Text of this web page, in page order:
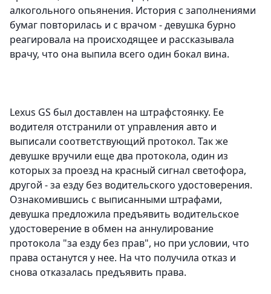
алкогольного опьянения. История с заполнениями
бумаг повторилась и с врачом - девушка бурно
реагировала на происходящее и рассказывала
врачу, что она выпила всего один бокал вина.
Lexus GS был доставлен на штрафстоянку. Ее
водителя отстранили от управления авто и
выписали соответствующий протокол. Так же
девушке вручили еще два протокола, один из
которых за проезд на красный сигнал светофора,
другой - за езду без водительского удостоверения.
Ознакомившись с выписанными штрафами,
девушка предложила предъявить водительское
удостоверение в обмен на аннулирование
протокола "за езду без прав", но при условии, что
права останутся у нее. На что получила отказ и
снова отказалась предъявить права.